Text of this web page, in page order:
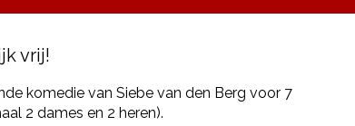
vrij!
komedie van Siebe van den Berg voor 7
2 dames en 2 heren).